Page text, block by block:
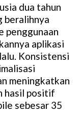
dua tahun
beralihnya
penggunaan
aplikasi
Konsistensi
meningkatkan
hasil positif
sebesar 35